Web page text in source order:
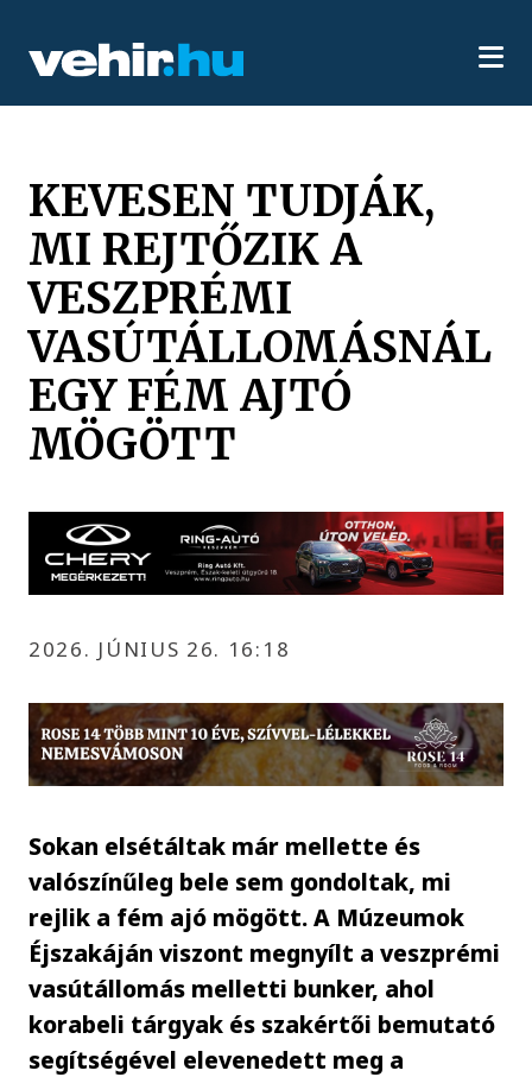
KEVESEN TUDJÁK,
MI REJTŐZIK A
VESZPRÉMI
VASÚTÁLLOMÁSNÁL
EGY FÉM AJTÓ
MÖGÖTT
2026. JÚNIUS 26. 16:18
Sokan elsétáltak már mellette és
valószínűleg bele sem gondoltak, mi
rejlik a fém ajó mögött. A Múzeumok
Éjszakáján viszont megnyílt a veszprémi
vasútállomás melletti bunker, ahol
korabeli tárgyak és szakértői bemutató
segítségével elevenedett meg a